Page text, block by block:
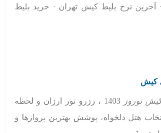
‎بلیط هواپیما کیش ارزان · ‎آخرین نرخ بلیط کیش تهران · ‎خرید بلیط
کیش
نوروز
1403 ، رزرو تور ارزان و لحظه
هتل دلخواه، پوشش بهترین پروازها و